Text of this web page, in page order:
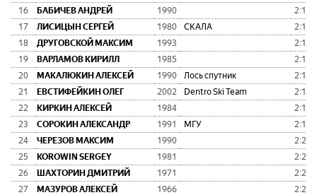
16
БАБИЧЕВ АНДРЕЙ 1990
17
ЛИСИЦЫН СЕРГЕЙ 1980 СКАЛА
18
ДРУГОВСКОЙ МАКСИМ 1993
19
ВАРЛАМОВ КИРИЛЛ 1985
20
МАКАЛЮКИН АЛЕКСЕЙ 1990 Лось спутник
21
ЕВСТИФЕЙКИН ОЛЕГ 2002 Dentro Ski Team
22
КИРКИН АЛЕКСЕЙ 1984
23
СОРОКИН АЛЕКСАНДР 1991 МГУ
24
ЧЕРЕЗОВ МАКСИМ 1990
25
KOROWIN SERGEY 1981
26
ШАХТОРИН ДМИТРИЙ 1971
27
МАЗУРОВ АЛЕКСЕЙ 1966